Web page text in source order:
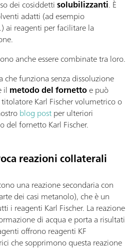
dei cosiddettisolubilizzanti. È
adatti (ad esempio
ai reagenti per facilitare la
anche essere combinate tra loro.
che funziona senza dissoluzione
il metodo del fornettoe può
Karl Fischer volumetrico o
blog postper ulteriori
fornetto Karl Fischer.
reazioni collaterali
una reazione secondaria con
dei casi metanolo), che è un
i reagenti Karl Fischer. La reazione
di acqua e porta a risultati
offrono reagenti KF
che sopprimono questa reazione